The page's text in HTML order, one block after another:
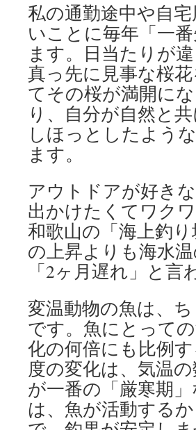
私の通勤途中や自
いことに毎年「一
ます。日当たりが
真っ先に見事な桜
てその桜が満開に
り、自分が自然と
しほっとしたよう
ます。
アウトドアが好き
出かけたくてワク
和歌山の「海上釣
の上昇よりも海水
「2ヶ月遅れ」と言
変温動物の魚は、
です。魚にとって
化の何倍にも比例
度の変化は、気温
が一番の「厳寒期
は、魚が活動する